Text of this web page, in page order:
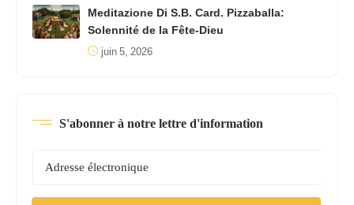
Meditazione Di S.B. Card. Pizzaballa:
Solennité de la Fête-Dieu
juin 5, 2026
S'abonner à notre lettre d'information